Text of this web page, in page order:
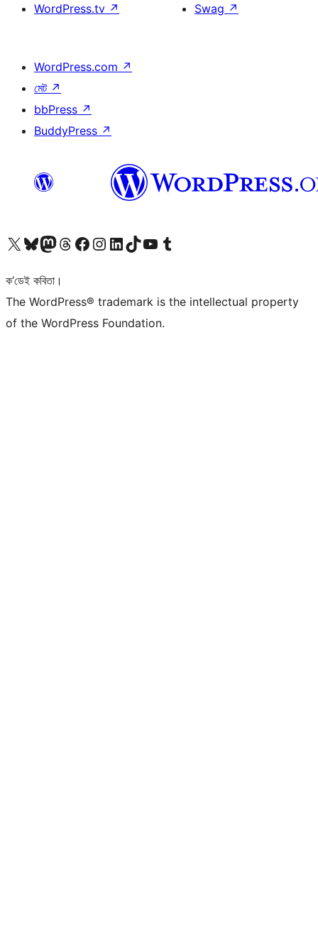
WordPress.tv ↗
Swag ↗
WordPress.com ↗
মেট ↗
bbPress ↗
BuddyPress ↗
আমাৰ X (আগৰ Twitter) একাউণ্টলৈ যাওকআমাৰ Bluesky একাউণ্টলৈ যাওকআমাৰ Mastodon একাউণ্টলৈ যাওকআমাৰ Threads একাউণ্টলৈ যাওকআমাৰ Facebook পৃষ্ঠালৈ যাওকআমাৰ Instagram একাউণ্টলৈ যাওকআমাৰ LinkedIn একাউণ্টলৈ যাওকআমাৰ TikTok একাউণ্টলৈ যাওকআমাৰ YouTube চেনেললৈ যাওকআমাৰ Tumblr একাউণ্টলৈ যাওক
ক’ডেই কবিতা।
The WordPress® trademark is the intellectual property
of the WordPress Foundation.